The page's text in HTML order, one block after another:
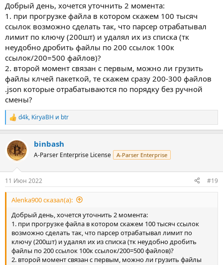
Добрый день, хочется уточнить 2 момента:
1. при прогрузке файла в котором скажем 100 тысяч
ссылок возможно сделать так, что парсер отрабатывал
лимит по ключу (200шт) и удалял их из списка (тк
неудобно дробить файлы по 200 ссылок 100к
ссылок/200=500 файлов)?
2. второй момент связан с первым, можно ли грузить
файлы клчей пакеткой, те скажем сразу 200-300 файлов
.json которые отрабатываются по порядку без ручной
смены?
Р
е
к
ц
и
d4k, KiryaBH и btr
binbash
A-Parser Enterprise License A-Parser Enterprise
11 Июн 2022 #19
Alenka900 сказал(а):
Добрый день, хочется уточнить 2 момента:
1. при прогрузке файла в котором скажем 100 тысяч ссылок
возможно сделать так, что парсер отрабатывал лимит по
ключу (200шт) и удалял их из списка (тк неудобно дробить
файлы по 200 ссылок 100к ссылок/200=500 файлов)?
2. второй момент связан с первым, можно ли грузить файлы